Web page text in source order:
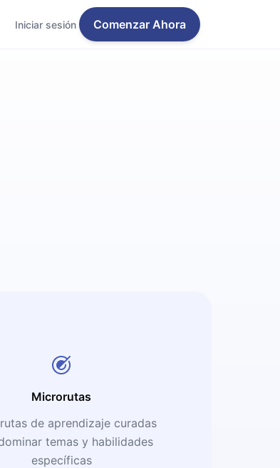
Iniciar sesión Comenzar Ahora
Microrutas
de aprendizaje curadas
temas y habilidades
específicas